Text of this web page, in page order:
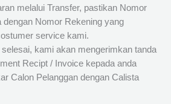
melalui Transfer, pastikan Nomor
dengan Nomor Rekening yang
service kami.
kami akan mengerimkan tanda
Recipt / Invoice kepada anda
Calon Pelanggan dengan Calista